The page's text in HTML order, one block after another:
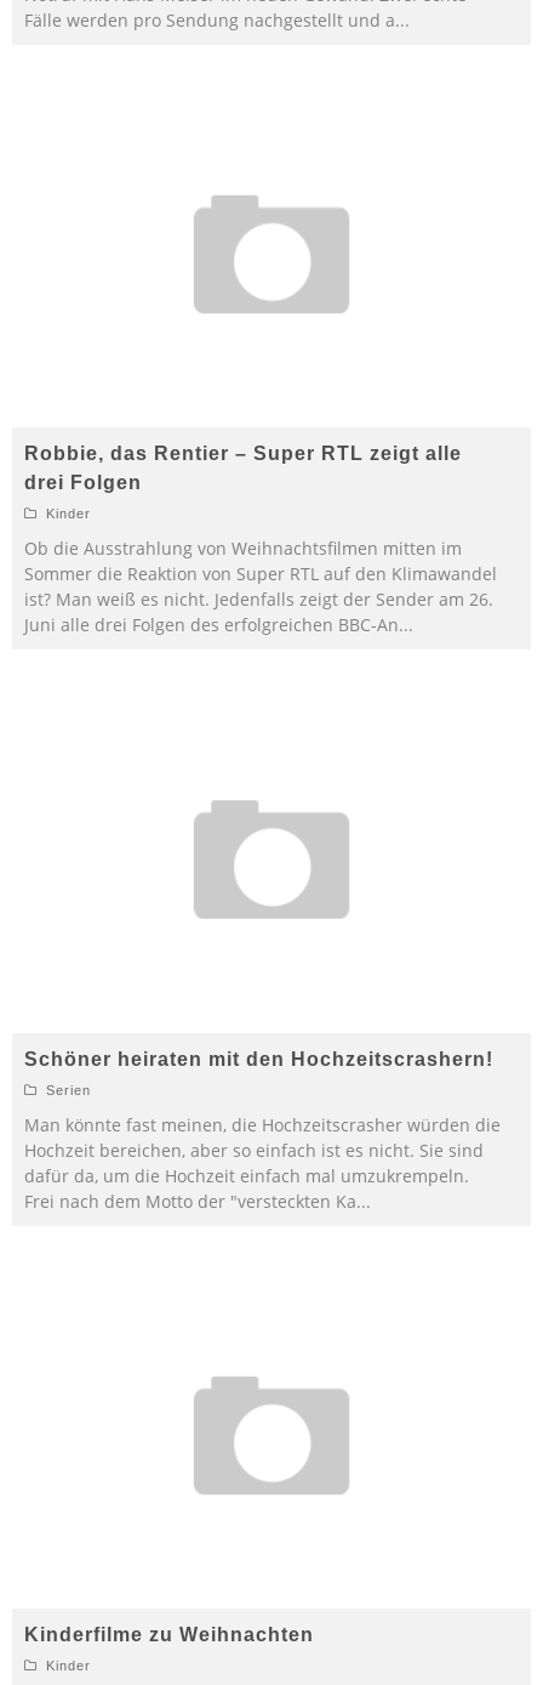
Fälle werden pro Sendung nachgestellt und a...
Robbie, das Rentier – Super RTL zeigt alle
drei Folgen
Kinder
Ob die Ausstrahlung von Weihnachtsfilmen mitten im
Sommer die Reaktion von Super RTL auf den Klimawandel
ist? Man weiß es nicht. Jedenfalls zeigt der Sender am 26.
Juni alle drei Folgen des erfolgreichen BBC-An...
Schöner heiraten mit den Hochzeitscrashern!
Serien
Man könnte fast meinen, die Hochzeitscrasher würden die
Hochzeit bereichen, aber so einfach ist es nicht. Sie sind
dafür da, um die Hochzeit einfach mal umzukrempeln.
Frei nach dem Motto der "versteckten Ka...
Kinderfilme zu Weihnachten
Kinder